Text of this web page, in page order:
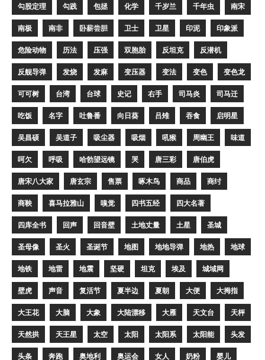
勾股定理 勾践 包拯 化学 千岁兰 千年虫 南宋
南极 南非 卧薪尝胆 卫士 卫星 印泥 印象派
危险动物 历法 压强 双胞胎 反坦克 反潜机
反舰导弹 发烧 发麻 变压器 变法 变色 变色龙
可可树 台湾 台球 史记 右手 司马炎 司马迁
吃饭 名字 吐鲁番 向日葵 吕雉 吞食 启明星
吴昌硕 吴道子 吸尘器 吸烟 吼猴 周幽王 味道
呵欠 呼吸 哈勃望远镜 哭 唐三彩 唐伯虎
唐宋八大家 唐玄宗 售票 啄木鸟 商品 商纣
商鞅 喜马拉雅山 嗅觉 四书五经 四大名著
四库全书 回声 回音壁 土地丈量 土星 圣城
圣母像 圣火 圣诞节 地图 地地导弹 地热 地球
地铁 地雷 地震 坚硬 坦克 埃及 城域网
壁虎 声音 复活节 夏半边 夏朝 大便 大拇指
大王花 大脑 大象 大陆漂移 大雁 天文台 天枰
天然拱 天王星 太空 太阳 太阳系 太阳能 头发
头条 奔跑 奥地利 奥运会 女人 奶粉 婴儿